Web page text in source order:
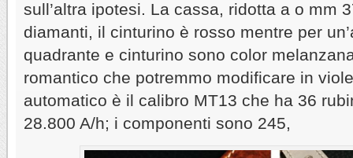
sull’altra ipotesi. La cassa, ridotta a o mm
diamanti, il cinturino è rosso mentre per
quadrante e cinturino sono color
romantico che potremmo modificare in
automatico è il calibro MT13 che ha 36
28.800 A/h; i componenti sono 245,